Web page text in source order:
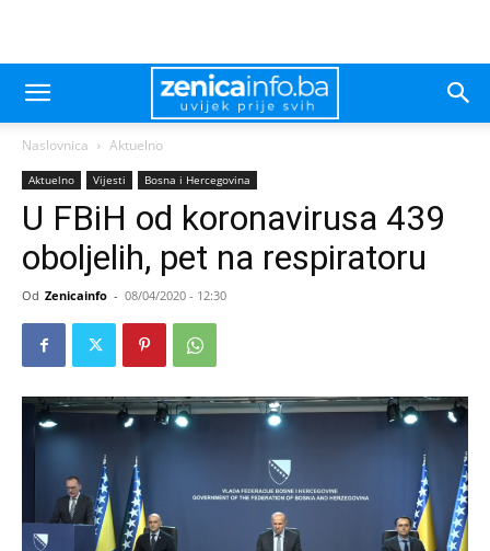
Naslovnica Aktuelno
Aktuelno Vijesti Bosna i Hercegovina
U FBiH od koronavirusa 439
oboljelih, pet na respiratoru
Od Zenicainfo - 08/04/2020 - 12:30